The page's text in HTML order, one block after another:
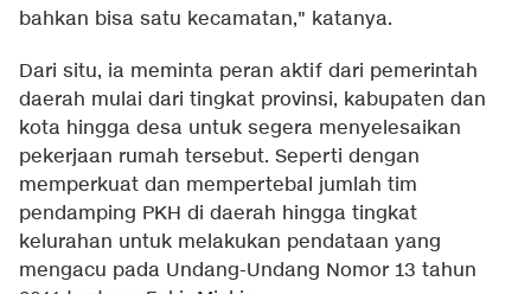
bahkan bisa satu kecamatan," katanya.
Dari situ, ia meminta peran aktif dari pemerintah
daerah mulai dari tingkat provinsi, kabupaten dan
kota hingga desa untuk segera menyelesaikan
pekerjaan rumah tersebut. Seperti dengan
memperkuat dan mempertebal jumlah tim
pendamping PKH di daerah hingga tingkat
kelurahan untuk melakukan pendataan yang
mengacu pada Undang-Undang Nomor 13 tahun